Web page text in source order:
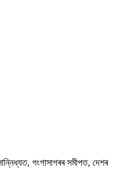
গংগাসাগৰৰ সমীপত, দেশৰ